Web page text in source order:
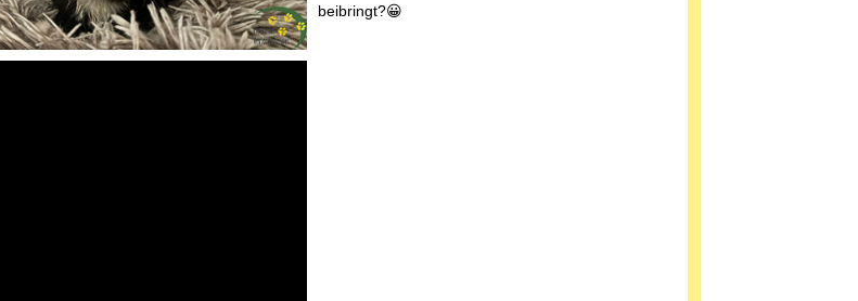
beibringt?😀